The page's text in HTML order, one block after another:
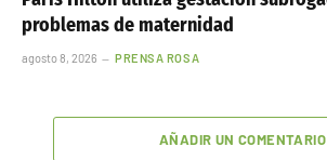
problemas de maternidad
agosto 8, 2026 PRENSA ROSA
AÑADIR UN COMENTARIO